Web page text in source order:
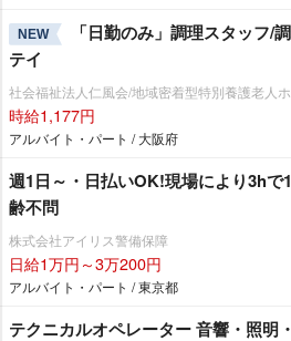
NEW
「日勤のみ」調理スタッフ/
テイ
社会福祉法人仁風会/地域密着型特別養護老人
時給1,177円
アルバイト・パート / 大阪府
週1日～・日払いOK!現場により3hで
齢不問
株式会社アイリス警備保障
日給1万円～3万200円
アルバイト・パート / 東京都
テクニカルオペレーター 音響・照明